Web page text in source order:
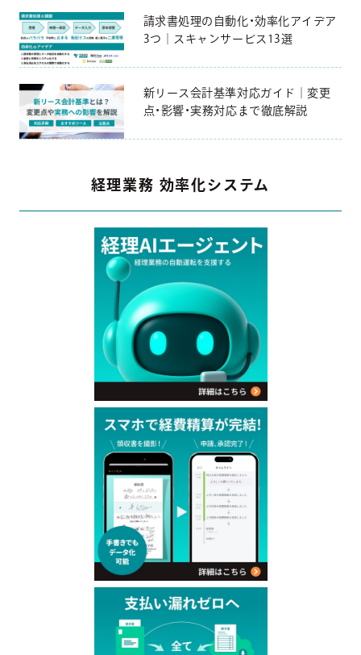
請求書処理の自動化・効率化アイデア
3つ｜スキャンサービス13選
新リース会計基準対応ガイド｜変更
点・影響・実務対応まで徹底解説
経理業務 効率化システム